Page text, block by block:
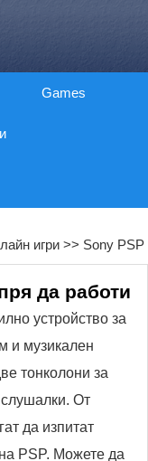
Games
игри >> Sony PSP
да работи
устройство за
и музикален
тонколони за
слушалки. От
да изпитат
PSP. Можете да